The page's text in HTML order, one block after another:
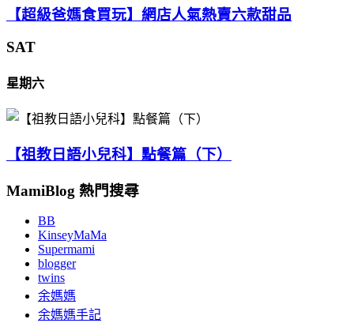
【超級爸媽食買玩】網店人氣熱賣六款甜品
SAT
星期六
【祖教日語小兒科】點餐篇（下）
MamiBlog 熱門搜尋
BB
KinseyMaMa
Supermami
blogger
twins
余媽媽
余媽媽手記